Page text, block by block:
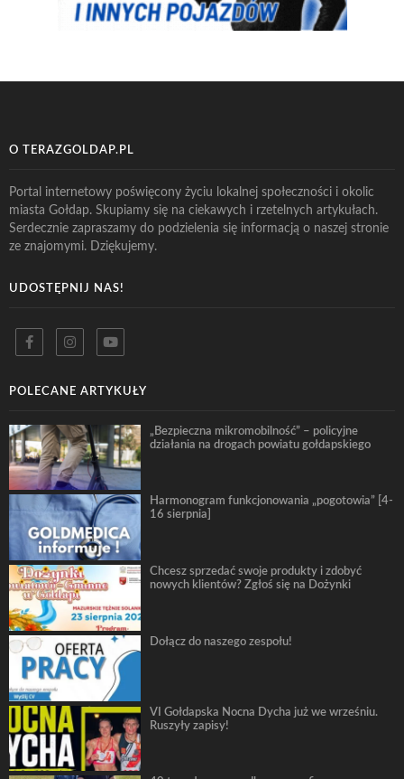
O TERAZGOLDAP.PL
Portal internetowy poświęcony życiu lokalnej społeczności i okolic
miasta Gołdap. Skupiamy się na ciekawych i rzetelnych artykułach.
Serdecznie zapraszamy do podzielenia się informacją o naszej stronie
ze znajomymi. Dziękujemy.
UDOSTĘPNIJ NAS!
POLECANE ARTYKUŁY
„Bezpieczna mikromobilność” – policyjne
działania na drogach powiatu gołdapskiego
Harmonogram funkcjonowania „pogotowia” [4-
16 sierpnia]
Chcesz sprzedać swoje produkty i zdobyć
nowych klientów? Zgłoś się na Dożynki
Dołącz do naszego zespołu!
VI Gołdapska Nocna Dycha już we wrześniu.
Ruszyły zapisy!